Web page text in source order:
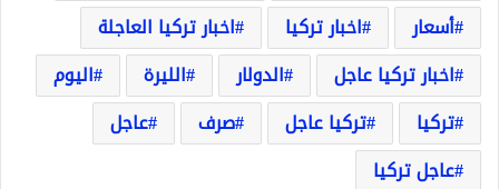
أسعار
اخبار تركيا
اخبار تركيا العاجلة
اخبار تركيا عاجل
الدولار الليرة
اليوم
تركيا
تركيا عاجل صرف
عاجل
عاجل تركيا